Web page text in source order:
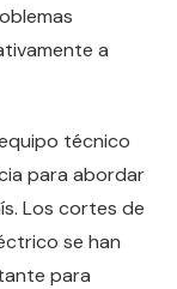
a
técnico
para abordar
Los cortes de
se han
para